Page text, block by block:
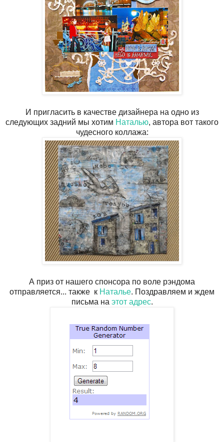
И пригласить в качестве дизайнера на одно из
следующих задний мы хотим Наталью, автора вот такого
чудесного коллажа:
А приз от нашего спонсора по воле рэндома
отправляется... также к Наталье. Поздравляем и ждем
письма на этот адрес.